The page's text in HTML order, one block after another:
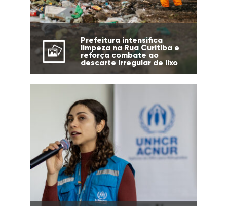
Prefeitura intensifica
limpeza na Rua Curitiba e
reforça combate ao
descarte irregular de lixo